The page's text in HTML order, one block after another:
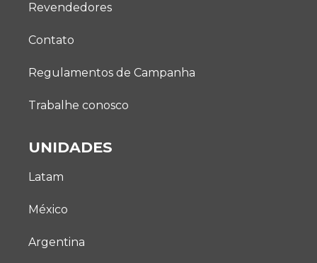
Revendedores
Contato
Regulamentos de Campanha
Trabalhe conosco
UNIDADES
Latam
México
Argentina